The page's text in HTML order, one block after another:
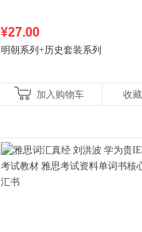
¥27.00
明朝系列+历史套装系列
加入购物车 收藏